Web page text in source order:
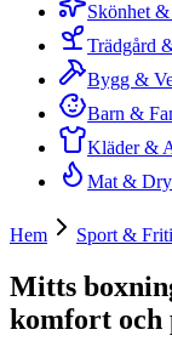
Skönhet
Trädgård
Bygg &
Barn &
Kläder &
Mat &
Hem Sport &
Mitts
komfort och